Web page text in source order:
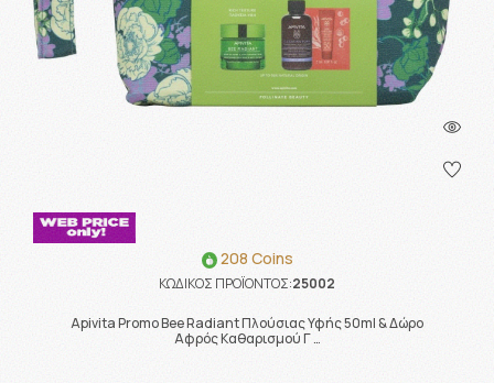
208 Coins
ΚΩΔΙΚΟΣ ΠΡΟΪΟΝΤΟΣ:25002
Apivita Promo Bee Radiant Πλούσιας Υφής 50ml & Δώρο
Αφρός Καθαρισμού Γ …